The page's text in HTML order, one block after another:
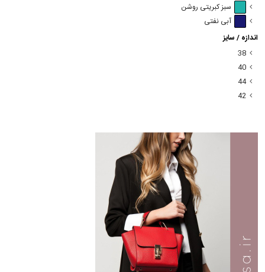
سبز کبریتی روشن
آبی نفتی
اندازه / سایز
38
40
44
42